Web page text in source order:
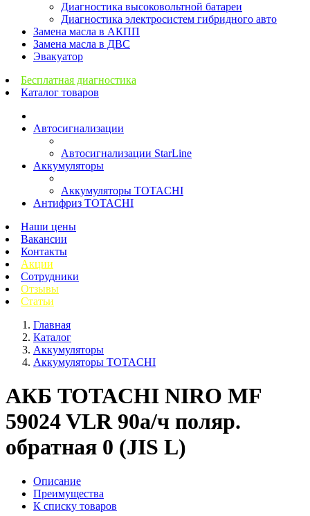
Диагностика высоковольтной батареи
Диагностика электросистем гибридного авто
Замена масла в АКПП
Замена масла в ДВС
Эвакуатор
Бесплатная диагностика
Каталог товаров
Автосигнализации
Автосигнализации StarLine
Аккумуляторы
Аккумуляторы TOTACHI
Антифриз TOTACHI
Наши цены
Вакансии
Контакты
Акции
Сотрудники
Отзывы
Статьи
Главная
Каталог
Аккумуляторы
Аккумуляторы TOTACHI
АКБ TOTACHI NIRO MF
59024 VLR 90а/ч поляр.
обратная 0 (JIS L)
Описание
Преимущества
К списку товаров